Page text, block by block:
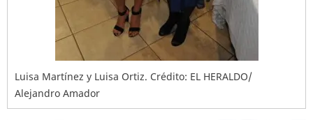
Luisa Martínez y Luisa Ortiz. Crédito: EL HERALDO/
Alejandro Amador